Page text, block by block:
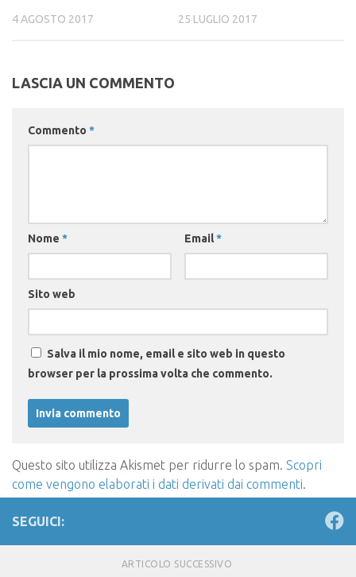
4 AGOSTO 2017 25 LUGLIO 2017
LASCIA UN COMMENTO
Commento *
Nome * Email*
Sito web
Salva il mio nome, email e sito web in questo
browser per la prossima volta che commento.
Questo sito utilizza Akismet per ridurre lo spam. Scopri
come vengono elaborati i dati derivati dai commenti.
SEGUICI:
ARTICOLO SUCCESSIVO